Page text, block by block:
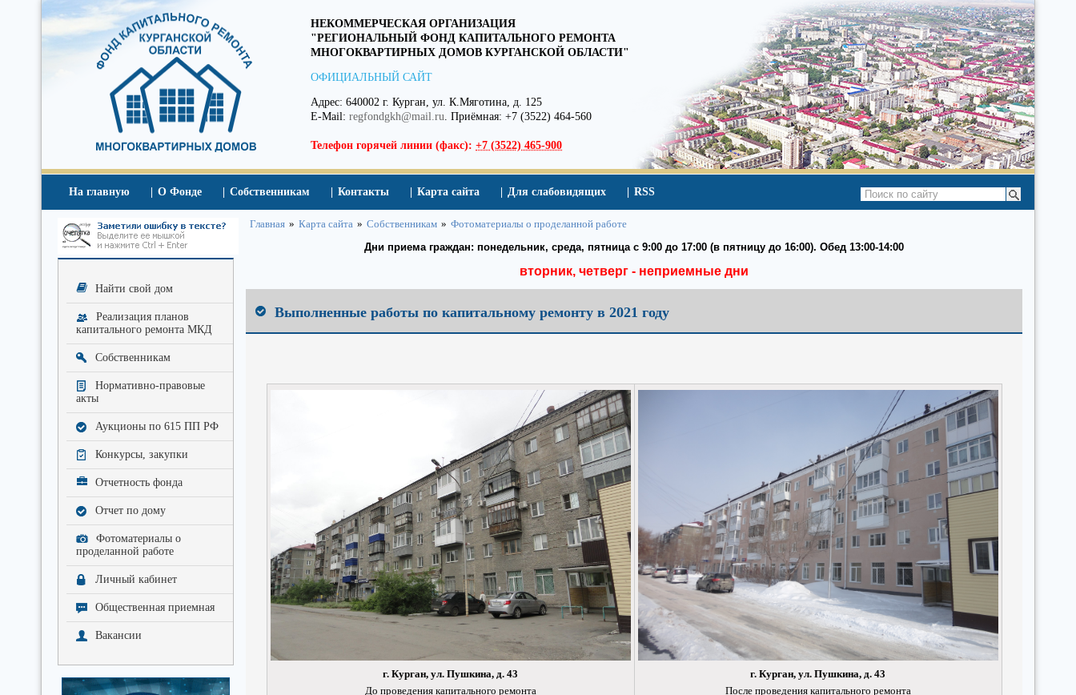
НЕКОММЕРЧЕСКАЯ ОРГАНИЗАЦИЯ
"РЕГИОНАЛЬНЫЙ ФОНД КАПИТАЛЬНОГО РЕМОНТА
МНОГОКВАРТИРНЫХ ДОМОВ КУРГАНСКОЙ ОБЛАСТИ"
ОФИЦИАЛЬНЫЙ САЙТ
Адрес: 640002 г. Курган, ул. К.Мяготина, д. 125
E-Mail: regfondgkh@mail.ru. Приёмная: +7 (3522) 464-560
Телефон горячей линии (факс): +7 (3522) 465-900
На главную О Фонде Собственникам Контакты Карта сайта Для слабовидящих RSS
Найти свой дом
Реализация планов
капитального ремонта МКД
Собственникам
Нормативно-правовые
акты
Аукционы по 615 ПП РФ
Конкурсы, закупки
Отчетность фонда
Отчет по дому
Фотоматериалы о
проделанной работе
Личный кабинет
Общественная приемная
Вакансии
Главная » Карта cайта » Собственникам » Фотоматериалы о проделанной работе
Дни приема граждан: понедельник, среда, пятница с 9:00 до 17:00 (в пятницу до 16:00). Обед 13:00-14:00
вторник, четверг - неприемные дни
Выполненные работы по капитальному ремонту в 2021 году
г. Курган, ул. Пушкина, д. 43
До проведения капитального ремонта
г. Курган, ул. Пушкина, д. 43
После проведения капитального ремонта